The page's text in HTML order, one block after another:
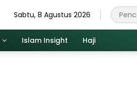
Sabtu, 8 Agustus 2026
Islam Insight Haji